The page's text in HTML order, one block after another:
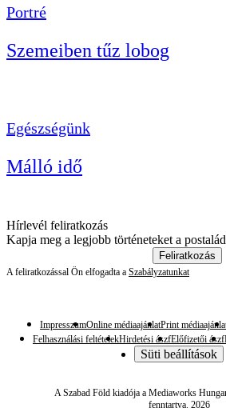
Portré
Szemeiben tűz lobog
Egészségünk
Málló idő
Hírlevél feliratkozás
Kapja meg a legjobb történeteket a
Feliratkozás
A feliratkozással Ön elfogadta a Szabályzatunkat
ImpresszumOnline médiaajánlatPrint
Felhasználási feltételekHirdetési ászfElőfizetői ászf
Süti beállítások
A Szabad Föld kiadója a Mediaworks
fenntartva. 2026